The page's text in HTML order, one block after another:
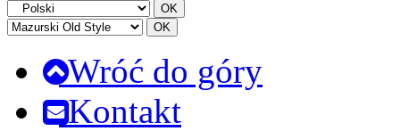
Wróć do góry
Kontakt